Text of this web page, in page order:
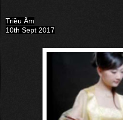
Triều Âm
10th Sept 2017